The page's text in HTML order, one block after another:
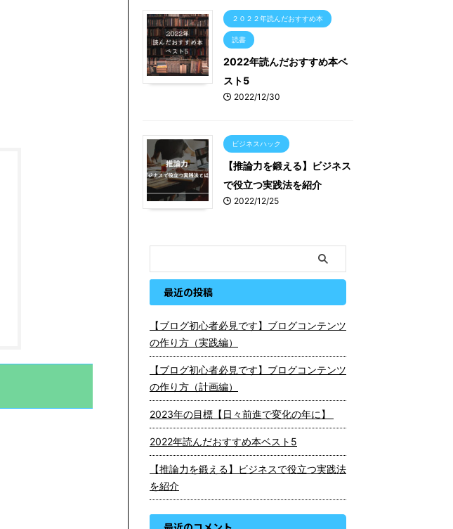
２０２２年読んだおすすめ本
読書
2022年読んだおすすめ本ベ
スト5
2022/12/30
ビジネスハック
【推論力を鍛える】ビジネス
で役立つ実践法を紹介
2022/12/25
最近の投稿
【ブログ初心者必見です】ブログコンテンツ
の作り方（実践編）
【ブログ初心者必見です】ブログコンテンツ
の作り方（計画編）
2023年の目標【日々前進で変化の年に】
2022年読んだおすすめ本ベスト5
【推論力を鍛える】ビジネスで役立つ実践法
を紹介